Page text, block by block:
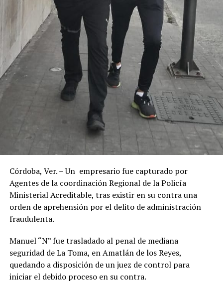
Córdoba, Ver. – Un empresario fue capturado por
Agentes de la coordinación Regional de la Policía
Ministerial Acreditable, tras existir en su contra una
orden de aprehensión por el delito de administración
fraudulenta.
Manuel “N” fue trasladado al penal de mediana
seguridad de La Toma, en Amatlán de los Reyes,
quedando a disposición de un juez de control para
iniciar el debido proceso en su contra.